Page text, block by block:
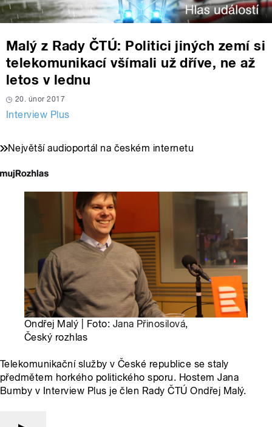
Malý z Rady ČTÚ: Politici jiných zemí si
telekomunikací všímali už dříve, ne až
letos v lednu
20. únor 2017
Interview Plus
Největší audioportál na českém internetu
Ondřej Malý | Foto: Jana Přinosilová,
Český rozhlas
Telekomunikační služby v České republice se staly
předmětem horkého politického sporu. Hostem Jana
Bumby v Interview Plus je člen Rady ČTÚ Ondřej Malý.